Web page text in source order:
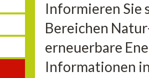
Informieren Sie
Bereichen
erneuerbare
Informationen